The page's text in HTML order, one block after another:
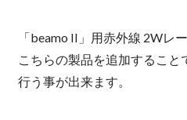
「beamo II」用赤外線 2Wレ
こちらの製品を追加するこ
行う事が出来ます。